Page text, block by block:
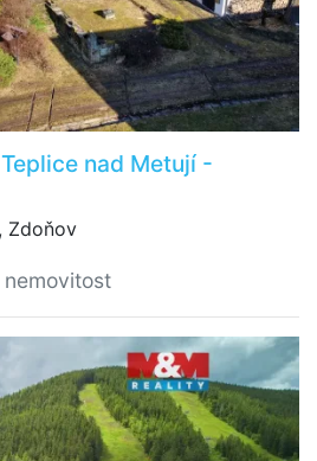
nad Metují -
Zdoňov
nemovitost